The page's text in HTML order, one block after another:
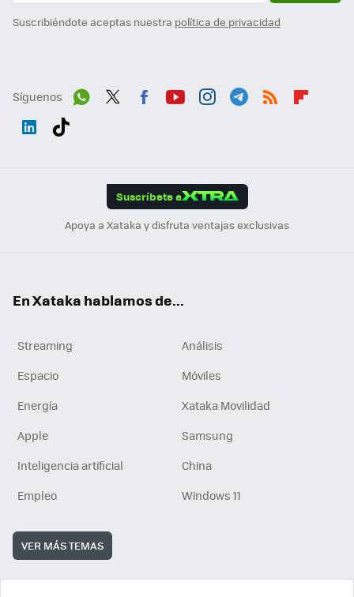
Suscribiéndote aceptas nuestra política de privacidad
Síguenos
Suscríbete a
Apoya a Xataka y disfruta ventajas exclusivas
En Xataka hablamos de...
Streaming
Análisis
Espacio
Móviles
Energía
Xataka Movilidad
Apple
Samsung
Inteligencia artificial
China
Empleo
Windows 11
VER MÁS TEMAS